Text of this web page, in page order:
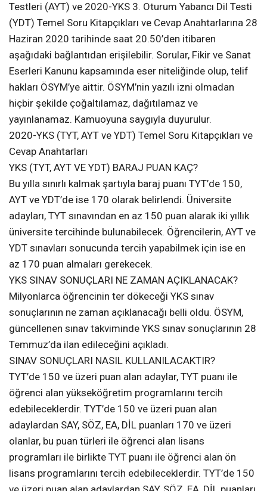
Testleri (AYT) ve 2020-YKS 3. Oturum Yabancı Dil Testi
(YDT) Temel Soru Kitapçıkları ve Cevap Anahtarlarına 28
Haziran 2020 tarihinde saat 20.50’den itibaren
aşağıdaki bağlantıdan erişilebilir. Sorular, Fikir ve Sanat
Eserleri Kanunu kapsamında eser niteliğinde olup, telif
hakları ÖSYM’ye aittir. ÖSYM’nin yazılı izni olmadan
hiçbir şekilde çoğaltılamaz, dağıtılamaz ve
yayınlanamaz. Kamuoyuna saygıyla duyurulur.
2020-YKS (TYT, AYT ve YDT) Temel Soru Kitapçıkları ve
Cevap Anahtarları
YKS (TYT, AYT VE YDT) BARAJ PUAN KAÇ?
Bu yılla sınırlı kalmak şartıyla baraj puanı TYT’de 150,
AYT ve YDT’de ise 170 olarak belirlendi. Üniversite
adayları, TYT sınavından en az 150 puan alarak iki yıllık
üniversite tercihinde bulunabilecek. Öğrencilerin, AYT ve
YDT sınavları sonucunda tercih yapabilmek için ise en
az 170 puan almaları gerekecek.
YKS SINAV SONUÇLARI NE ZAMAN AÇIKLANACAK?
Milyonlarca öğrencinin ter dökeceği YKS sınav
sonuçlarının ne zaman açıklanacağı belli oldu. ÖSYM,
güncellenen sınav takviminde YKS sınav sonuçlarının 28
Temmuz’da ilan edileceğini açıkladı.
SINAV SONUÇLARI NASIL KULLANILACAKTIR?
TYT’de 150 ve üzeri puan alan adaylar, TYT puanı ile
öğrenci alan yükseköğretim programlarını tercih
edebileceklerdir. TYT’de 150 ve üzeri puan alan
adaylardan SAY, SÖZ, EA, DİL puanları 170 ve üzeri
olanlar, bu puan türleri ile öğrenci alan lisans
programları ile birlikte TYT puanı ile öğrenci alan ön
lisans programlarını tercih edebileceklerdir. TYT’de 150